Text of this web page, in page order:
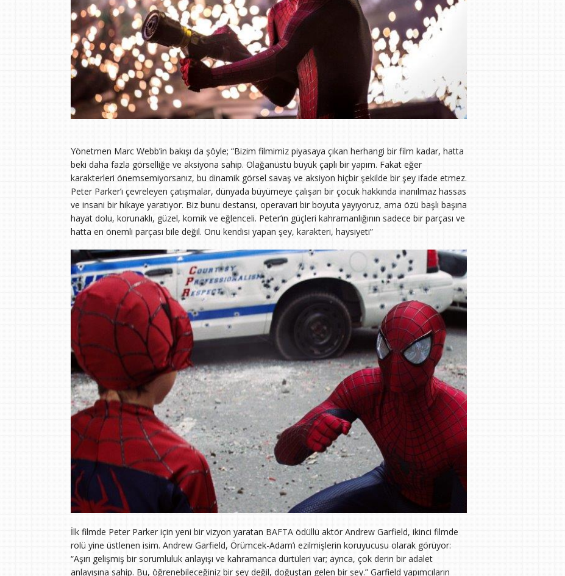
Yönetmen Marc Webb’in bakışı da şöyle; “Bizim filmimiz piyasaya çıkan herhangi bir film kadar, hatta
beki daha fazla görselliğe ve aksiyona sahip. Olağanüstü büyük çaplı bir yapım. Fakat eğer
karakterleri önemsemiyorsanız, bu dinamik görsel savaş ve aksiyon hiçbir şekilde bir şey ifade etmez.
Peter Parker’ı çevreleyen çatışmalar, dünyada büyümeye çalışan bir çocuk hakkında inanılmaz hassas
ve insani bir hikaye yaratıyor. Biz bunu destansı, operavari bir boyuta yayıyoruz, ama özü başlı başına
hayat dolu, korunaklı, güzel, komik ve eğlenceli. Peter’ın güçleri kahramanlığının sadece bir parçası ve
hatta en önemli parçası bile değil. Onu kendisi yapan şey, karakteri, haysiyeti”
İlk filmde Peter Parker için yeni bir vizyon yaratan BAFTA ödüllü aktör Andrew Garfield, ikinci filmde
rolü yine üstlenen isim. Andrew Garfield, Örümcek-Adam’ı ezilmişlerin koruyucusu olarak görüyor:
“Aşırı gelişmiş bir sorumluluk anlayışı ve kahramanca dürtüleri var; ayrıca, çok derin bir adalet
anlayışına sahip. Bu, öğrenebileceğiniz bir şey değil, doğuştan gelen bir şey.” Garfield yapımcıların